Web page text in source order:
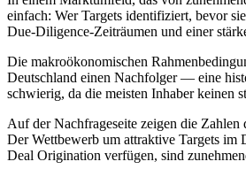
einfach: Wer Targets identifiziert, bevor
Due-Diligence-Zeiträumen und einer
Die makroökonomischen
Deutschland einen Nachfolger — eine
schwierig, da die meisten Inhaber keinen
Auf der Nachfrageseite zeigen die
Der Wettbewerb um attraktive Targets
Deal Origination verfügen, sind